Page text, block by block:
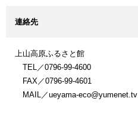
連絡先
上山高原ふるさと館
TEL／0796-99-4600
FAX／0796-99-4601
MAIL／ueyama-eco@yumenet.tv